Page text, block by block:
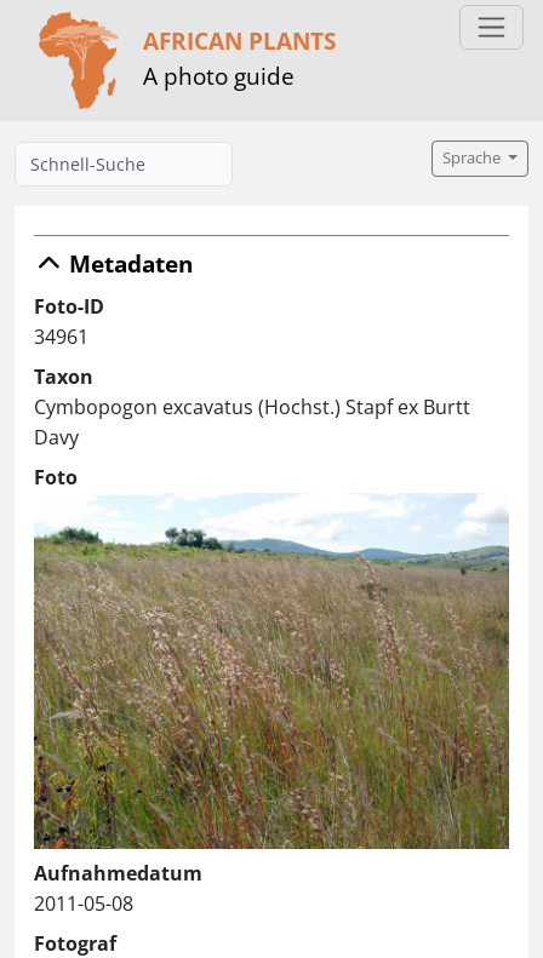
AFRICAN PLANTS
A photo guide
Sprache
Metadaten
Foto-ID
34961
Taxon
Cymbopogon excavatus (Hochst.) Stapf ex Burtt
Davy
Foto
Aufnahmedatum
2011-05-08
Fotograf